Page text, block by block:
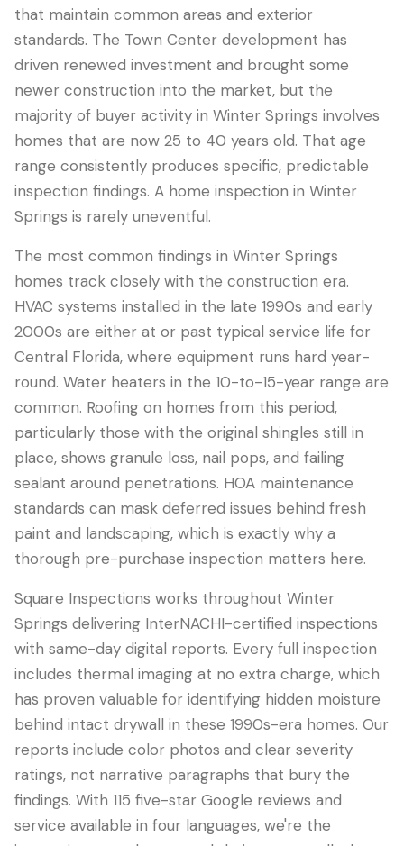
LANGUAGE
English Português Español 中文
407-205-7228
预约检查
that maintain common areas and exterior
standards. The Town Center development has
driven renewed investment and brought some
newer construction into the market, but the
majority of buyer activity in Winter Springs involves
homes that are now 25 to 40 years old. That age
range consistently produces specific, predictable
inspection findings. A home inspection in Winter
Springs is rarely uneventful.
The most common findings in Winter Springs
homes track closely with the construction era.
HVAC systems installed in the late 1990s and early
2000s are either at or past typical service life for
Central Florida, where equipment runs hard year-
round. Water heaters in the 10-to-15-year range are
common. Roofing on homes from this period,
particularly those with the original shingles still in
place, shows granule loss, nail pops, and failing
sealant around penetrations. HOA maintenance
standards can mask deferred issues behind fresh
paint and landscaping, which is exactly why a
thorough pre-purchase inspection matters here.
Square Inspections works throughout Winter
Springs delivering InterNACHI-certified inspections
with same-day digital reports. Every full inspection
includes thermal imaging at no extra charge, which
has proven valuable for identifying hidden moisture
behind intact drywall in these 1990s-era homes. Our
reports include color photos and clear severity
ratings, not narrative paragraphs that bury the
findings. With 115 five-star Google reviews and
service available in four languages, we're the